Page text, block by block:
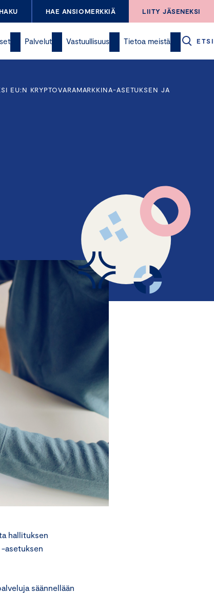
HAE ANSIOMERKKIÄ LIITY JÄSENEKSI
Palvelut Vastuullisuus Tietoa meistä ETSI
EU:N KRYPTOVARAMARKKINA-ASETUKSEN JA
hallituksen
asetuksen
säännellään